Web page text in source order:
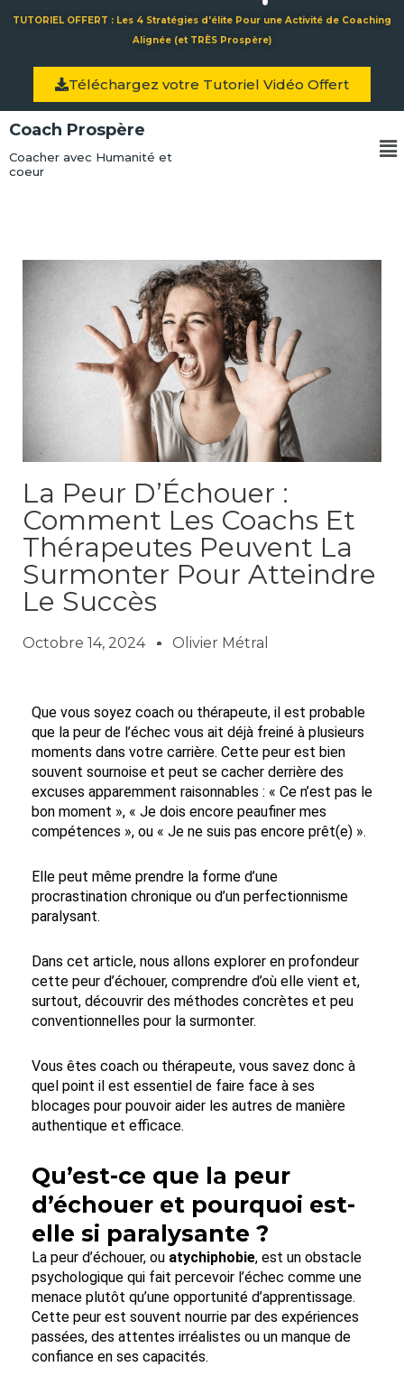
TUTORIEL OFFERT : Les 4 Stratégies d'élite Pour une Activité de Coaching
Alignée (et TRÈS Prospère)
Téléchargez votre Tutoriel Vidéo Offert
Coach Prospère
Coacher avec Humanité et
coeur
La Peur D’Échouer :
Comment Les Coachs Et
Thérapeutes Peuvent La
Surmonter Pour Atteindre
Le Succès
Octobre 14, 2024 Olivier Métral
Que vous soyez coach ou thérapeute, il est probable
que la peur de l’échec vous ait déjà freiné à plusieurs
moments dans votre carrière. Cette peur est bien
souvent sournoise et peut se cacher derrière des
excuses apparemment raisonnables : « Ce n’est pas le
bon moment », « Je dois encore peaufiner mes
compétences », ou « Je ne suis pas encore prêt(e) ».
Elle peut même prendre la forme d’une
procrastination chronique ou d’un perfectionnisme
paralysant.
Dans cet article, nous allons explorer en profondeur
cette peur d’échouer, comprendre d’où elle vient et,
surtout, découvrir des méthodes concrètes et peu
conventionnelles pour la surmonter.
Vous êtes coach ou thérapeute, vous savez donc à
quel point il est essentiel de faire face à ses
blocages pour pouvoir aider les autres de manière
authentique et efficace.
Qu’est-ce que la peur
d’échouer et pourquoi est-
elle si paralysante ?
La peur d’échouer, ou atychiphobie, est un obstacle
psychologique qui fait percevoir l’échec comme une
menace plutôt qu’une opportunité d’apprentissage.
Cette peur est souvent nourrie par des expériences
passées, des attentes irréalistes ou un manque de
confiance en ses capacités.